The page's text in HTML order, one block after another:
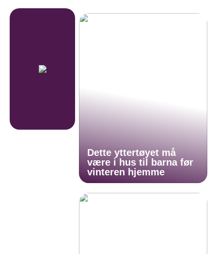
Dette yttertøyet må
være i hus til barna før
vinteren hjemme